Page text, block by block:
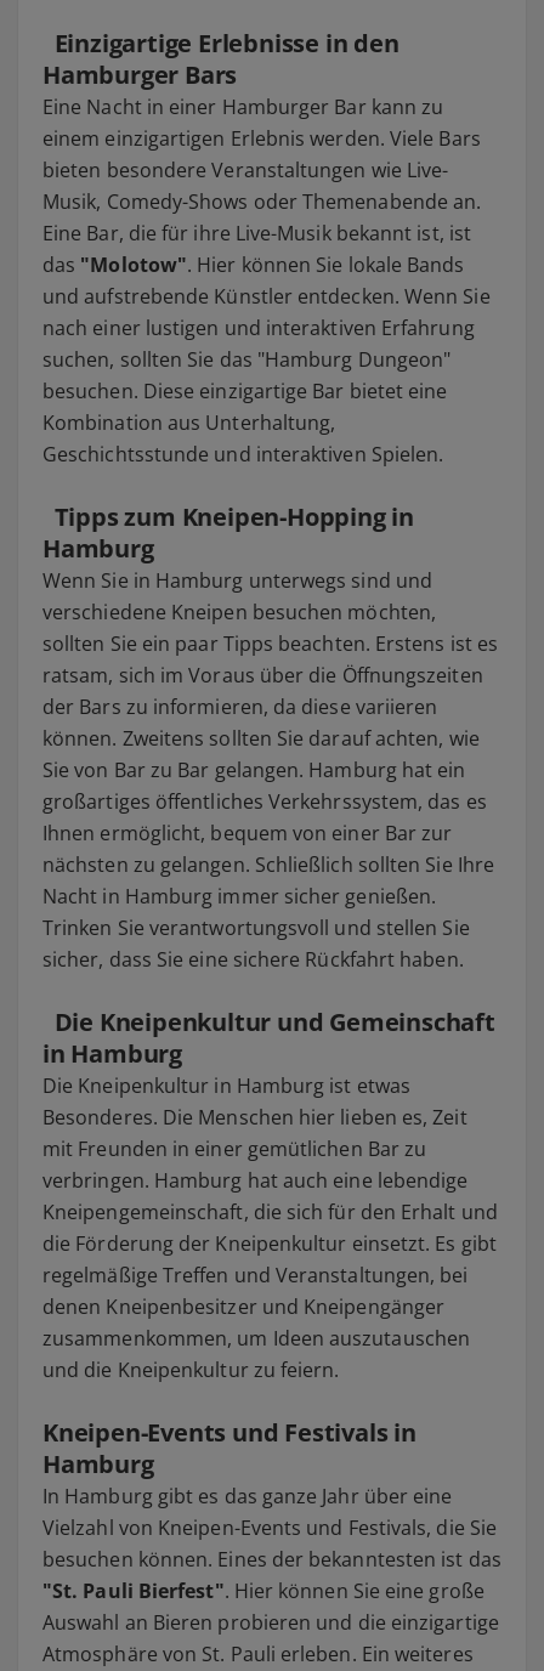
Einzigartige Erlebnisse in den
Hamburger Bars
Eine Nacht in einer Hamburger Bar kann zu
einem einzigartigen Erlebnis werden. Viele Bars
bieten besondere Veranstaltungen wie Live-
Musik, Comedy-Shows oder Themenabende an.
Eine Bar, die für ihre Live-Musik bekannt ist, ist
das "Molotow". Hier können Sie lokale Bands
und aufstrebende Künstler entdecken. Wenn Sie
nach einer lustigen und interaktiven Erfahrung
suchen, sollten Sie das "Hamburg Dungeon"
besuchen. Diese einzigartige Bar bietet eine
Kombination aus Unterhaltung,
Geschichtsstunde und interaktiven Spielen.
Tipps zum Kneipen-Hopping in
Hamburg
Wenn Sie in Hamburg unterwegs sind und
verschiedene Kneipen besuchen möchten,
sollten Sie ein paar Tipps beachten. Erstens ist es
ratsam, sich im Voraus über die Öffnungszeiten
der Bars zu informieren, da diese variieren
können. Zweitens sollten Sie darauf achten, wie
Sie von Bar zu Bar gelangen. Hamburg hat ein
großartiges öffentliches Verkehrssystem, das es
Ihnen ermöglicht, bequem von einer Bar zur
nächsten zu gelangen. Schließlich sollten Sie Ihre
Nacht in Hamburg immer sicher genießen.
Trinken Sie verantwortungsvoll und stellen Sie
sicher, dass Sie eine sichere Rückfahrt haben.
Die Kneipenkultur und Gemeinschaft
in Hamburg
Die Kneipenkultur in Hamburg ist etwas
Besonderes. Die Menschen hier lieben es, Zeit
mit Freunden in einer gemütlichen Bar zu
verbringen. Hamburg hat auch eine lebendige
Kneipengemeinschaft, die sich für den Erhalt und
die Förderung der Kneipenkultur einsetzt. Es gibt
regelmäßige Treffen und Veranstaltungen, bei
denen Kneipenbesitzer und Kneipengänger
zusammenkommen, um Ideen auszutauschen
und die Kneipenkultur zu feiern.
Kneipen-Events und Festivals in
Hamburg
In Hamburg gibt es das ganze Jahr über eine
Vielzahl von Kneipen-Events und Festivals, die Sie
besuchen können. Eines der bekanntesten ist das
"St. Pauli Bierfest". Hier können Sie eine große
Auswahl an Bieren probieren und die einzigartige
Atmosphäre von St. Pauli erleben. Ein weiteres